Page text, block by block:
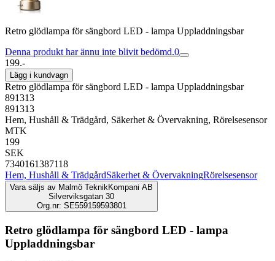
Retro glödlampa för sängbord LED - lampa Uppladdningsbar
Denna produkt har ännu inte blivit bedömd.0
199.-
Lägg i kundvagn
Retro glödlampa för sängbord LED - lampa Uppladdningsbar
891313
891313
Hem, Hushåll & Trädgård, Säkerhet & Övervakning, Rörelsesensor
MTK
199
SEK
7340161387118
Hem, Hushåll & TrädgårdSäkerhet & ÖvervakningRörelsesensor
Vara säljs av Malmö TeknikKompani AB
Silverviksgatan 30
Org.nr: SE559159593801
Retro glödlampa för sängbord LED - lampa
Uppladdningsbar